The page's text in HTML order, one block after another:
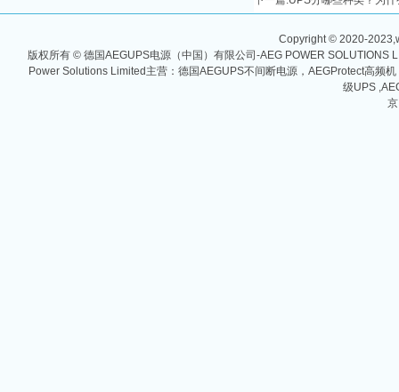
Copyright © 2020-
版权所有 © 德国AEGUPS电源（中国）有限公司-AEG POWER
Power Solutions Limited主营：德国AEGUPS不间断电源，AEGProtect高频
级UPS